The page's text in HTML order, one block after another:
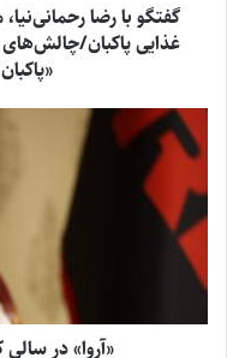
گفتگو با رضا
«آروا» در